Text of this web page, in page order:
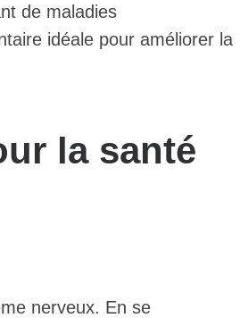
de maladies
idéale pour améliorer la
la santé
nerveux. En se